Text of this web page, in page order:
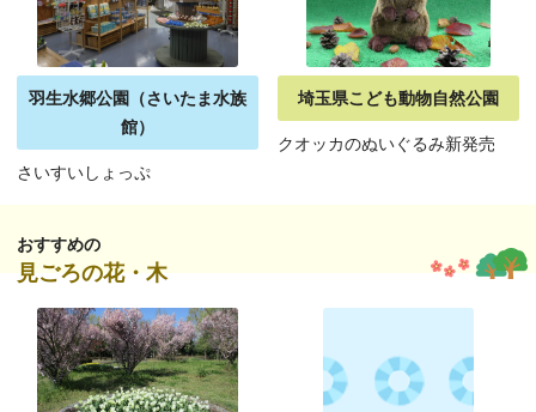
羽生水郷公園（さいたま水族
館）
さいすいしょっぷ
埼玉県こども動物自然公園
クオッカのぬいぐるみ新発売
おすすめの
見ごろの花・木